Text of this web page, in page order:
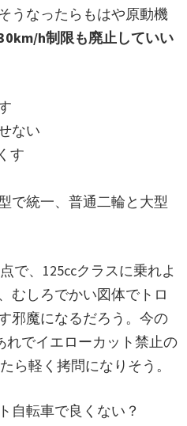
うなったらもはや原動機
h制限も廃止していい
ない
す
で統一、普通二輪と大型
で、125ccクラスに乗れよ
むしろでかい図体でトロ
邪魔になるだろう。今の
れでイエローカット禁止の
ら軽く拷問になりそう。
自転車で良くない？